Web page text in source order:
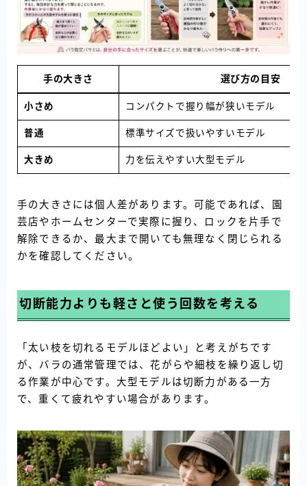
手の大きさ 選び方の目安
小さめ コンパクトで握り幅が狭いモデル
普通 標準サイズで扱いやすいモデル
大きめ 力を伝えやすい大型モデル
手の大きさには個人差があります。可能であれば、園
芸店やホームセンターで実際に握り、ロックを片手で
解除できるか、最大まで開いても無理なく閉じられる
かを確認してください。
切断能力よりも軽さと使う回数を考える
「太い枝を切れるモデルほどよい」と考えがちです
が、バラの通常管理では、花がらや細枝を繰り返し切
る作業が中心です。大型モデルは切断力がある一方
で、重くて疲れやすい場合があります。